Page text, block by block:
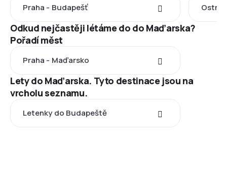
Praha - Budapešť
Odkud nejčastěji létáme do do Maďarska?
Pořadí měst
Praha - Maďarsko
Lety do Maďarska. Tyto destinace jsou na
vrcholu seznamu.
Letenky do Budapeště